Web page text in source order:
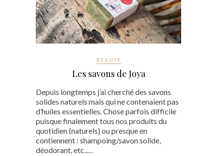
BEAUTÉ
Les savons de Joya
Depuis longtemps j’ai cherché des savons
solides naturels mais qui ne contenaient pas
d’huiles essentielles. Chose parfois difficile
puisque finalement tous nos produits du
quotidien (naturels) ou presque en
contiennent : shampoing/savon solide,
déodorant, etc..…